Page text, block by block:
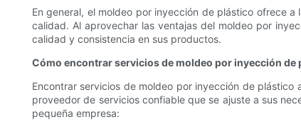
En general, el moldeo por inyección de plástico ofrece
calidad. Al aprovechar las ventajas del moldeo por
calidad y consistencia en sus productos.
Cómo encontrar servicios de moldeo por inyección de
Encontrar servicios de moldeo por inyección de
proveedor de servicios confiable que se ajuste a sus
pequeña empresa: